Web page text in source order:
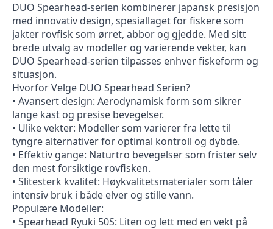
DUO Spearhead-serien kombinerer japansk presisjon
med innovativ design, spesiallaget for fiskere som
jakter rovfisk som ørret, abbor og gjedde. Med sitt
brede utvalg av modeller og varierende vekter, kan
DUO Spearhead-serien tilpasses enhver fiskeform og
situasjon.
Hvorfor Velge DUO Spearhead Serien?
• Avansert design: Aerodynamisk form som sikrer
lange kast og presise bevegelser.
• Ulike vekter: Modeller som varierer fra lette til
tyngre alternativer for optimal kontroll og dybde.
• Effektiv gange: Naturtro bevegelser som frister selv
den mest forsiktige rovfisken.
• Slitesterk kvalitet: Høykvalitetsmaterialer som tåler
intensiv bruk i både elver og stille vann.
Populære Modeller:
• Spearhead Ryuki 50S: Liten og lett med en vekt på